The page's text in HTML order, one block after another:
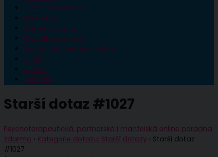
Jak se objednat?
Reference
Online poradna
Konzultace online
Partnerská poradna online
Ceník
Články
Kontakty
Starší dotaz #1027
Psychoterapeutická, partnerská i manželská online poradna
zdarma › Kategorie dotazu: Starší dotazy › Starší dotaz
#1027